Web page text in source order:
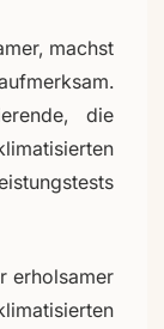
machst
die
erholsamer